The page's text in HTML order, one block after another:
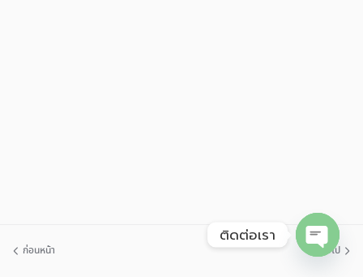
ก่อนหน้า ต่อไป
ติดต่อเรา
Open